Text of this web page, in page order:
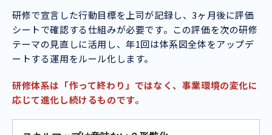
研修で宣言した行動目標を上司が記録し、3ヶ月後に評価
シートで確認する仕組みが必要です。この評価を次の研修
テーマの見直しに活用し、年1回は体系図全体をアップデ
ートする運用をルール化します。
研修体系は「作って終わり」ではなく、事業環境の変化に
応じて進化し続けるものです。